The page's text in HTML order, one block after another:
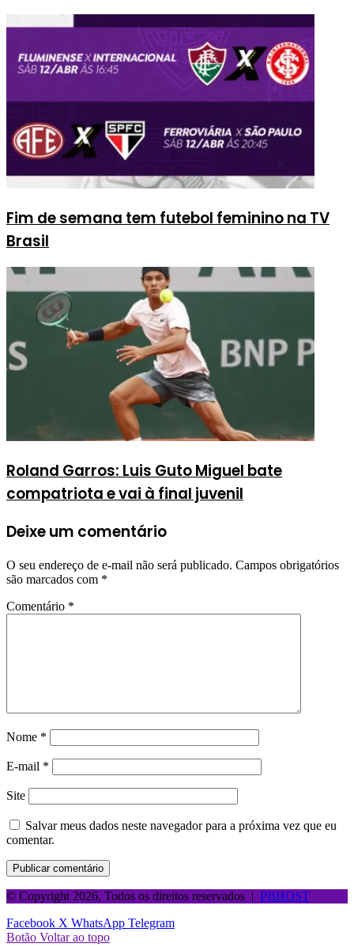
Fim de semana tem futebol feminino na TV
Brasil
Roland Garros: Luis Guto Miguel bate
compatriota e vai à final juvenil
Deixe um comentário
O seu endereço de e-mail não será publicado. Campos obrigatórios
são marcados com *
Comentário *
Nome *
E-mail *
Site
Salvar meus dados neste navegador para a próxima vez que eu
comentar.
© Copyright 2026, Todos os direitos reservados | PBHOST
Facebook X WhatsApp Telegram
Botão Voltar ao topo